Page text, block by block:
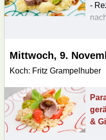
-
Mittwoch, 9.
Koch: Fritz Grampelhuber
&